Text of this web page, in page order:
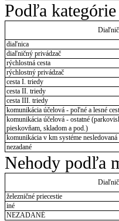
Podľa
diaľnica
diaľničný privádzač
rýchlostná cesta
rýchlostný privádzač
cesta I. triedy
cesta II. triedy
cesta III. triedy
komunikácia účelová - poľné a lesné
komunikácia účelová - ostatné
pieskovňam, skladom a pod.)
komunikácia v km systéme nesledovaná
nezadané
Nehody podľa
železničné priecestie
iné
NEZADANÉ